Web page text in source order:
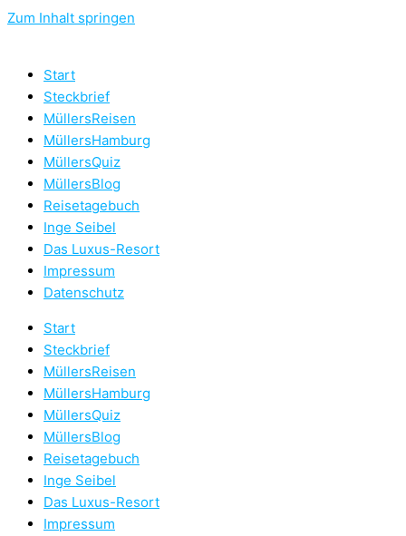
Zum Inhalt springen
Start
Steckbrief
MüllersReisen
MüllersHamburg
MüllersQuiz
MüllersBlog
Reisetagebuch
Inge Seibel
Das Luxus-Resort
Impressum
Datenschutz
Start
Steckbrief
MüllersReisen
MüllersHamburg
MüllersQuiz
MüllersBlog
Reisetagebuch
Inge Seibel
Das Luxus-Resort
Impressum